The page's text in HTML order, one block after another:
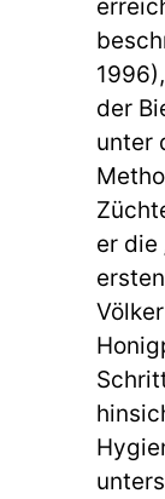
der
unter
er die